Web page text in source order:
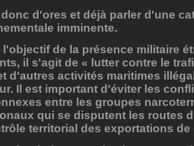
d'ores et déjà parler d'une
imminente.
l'objectif de la présence militaire
il s'agit de « lutter contre le
d'autres activités maritimes
Il est important d'éviter les
entre les groupes
qui se disputent les routes
territorial des exportations de